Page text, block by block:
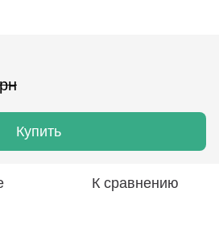
Купить
К сравнению